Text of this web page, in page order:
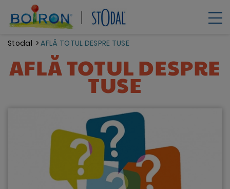
conţinutul
principal
Stodal AFLĂ TOTUL DESPRE TUSE
AFLĂ TOTUL DESPRE
TUSE